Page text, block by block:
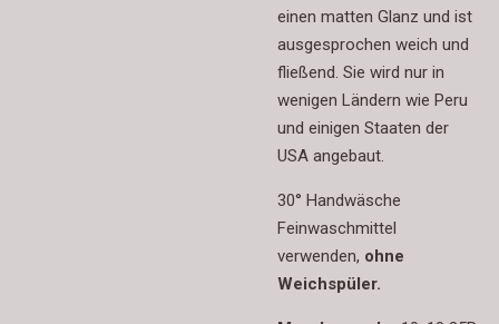
einen matten Glanz und ist
ausgesprochen weich und
fließend. Sie wird nur in
wenigen Ländern wie Peru
und einigen Staaten der
USA angebaut.
30° Handwäsche
Feinwaschmittel
verwenden, ohne
Weichspüler.